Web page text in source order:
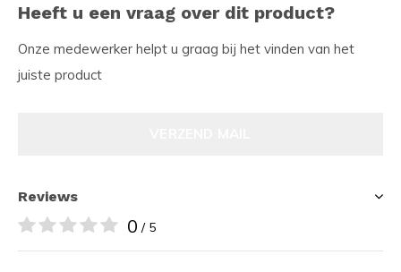
Heeft u een vraag over dit product?
Onze medewerker helpt u graag bij het vinden van het
juiste product
Reviews
0 / 5